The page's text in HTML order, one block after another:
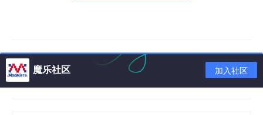
cdf = np.zeros([65536],np.uint64)
cdf = sum/total_pixels
min_pix = np.where(cdf < 0.01)
max_pix = np.where(cdf >= 1 - 0.01)
魔乐社区 加入社区